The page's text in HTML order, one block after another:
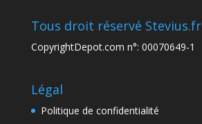
Tous droit réservé Stevius.fr
CopyrightDepot.com n°: 00070649-1
Légal
Politique de confidentialité